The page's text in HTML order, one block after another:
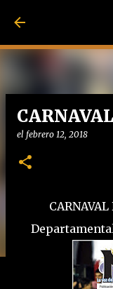
el febrero 12, 2018